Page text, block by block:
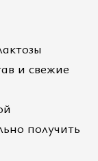
и свежие
получить